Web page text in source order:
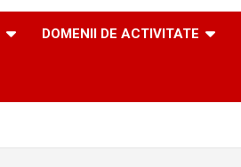
DOMENII DE ACTIVITATE